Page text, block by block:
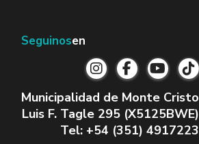
Seguinosen
Municipalidad de Monte Cristo
Luis F. Tagle 295 (X5125BWE)
Tel: +54 (351) 4917223